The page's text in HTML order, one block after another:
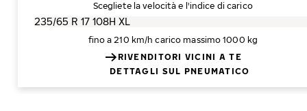
Scegliete la velocità e l'indice di carico
fino a 210 km/h carico massimo 1000 kg
RIVENDITORI VICINI A TE
DETTAGLI SUL PNEUMATICO